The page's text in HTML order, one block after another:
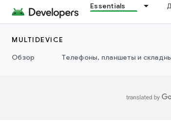
Essentials
MULTIDEVICE
Обзор
Телефоны, планшеты и